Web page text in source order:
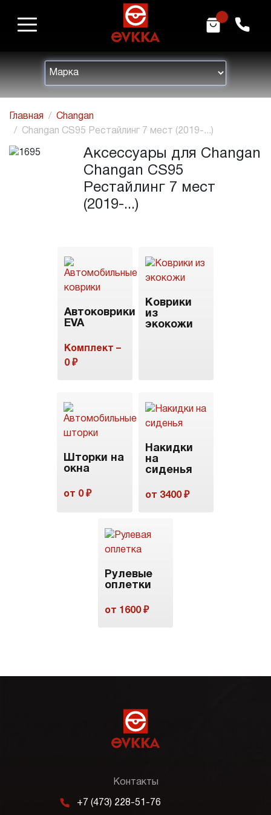
h m
Главная
Changan
Changan CS95 Рестайлинг 7 мест (2019-...)
Аксессуары для Changan
Changan CS95
Рестайлинг 7 мест
(2019-...)
Автоковрики
EVA
Комплект –
0 ₽
Коврики
из
экокожи
Шторки на
окна
от 0 ₽
Накидки
на
сиденья
от 3400 ₽
Рулевые
оплетки
от 1600 ₽
Контакты
m +7 (473) 228-51-76